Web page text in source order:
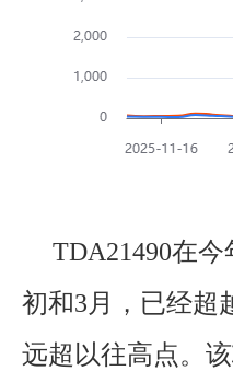
TDA21490在
初和3月，已经超
远超以往高点。